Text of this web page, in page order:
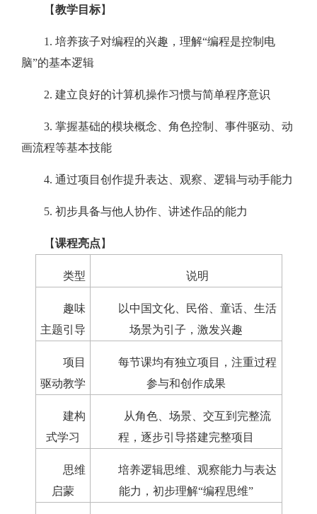
【教学目标】
1. 培养孩子对编程的兴趣，理解“编程是控制电
脑”的基本逻辑
2. 建立良好的计算机操作习惯与简单程序意识
3. 掌握基础的模块概念、角色控制、事件驱动、动
画流程等基本技能
4. 通过项目创作提升表达、观察、逻辑与动手能力
5. 初步具备与他人协作、讲述作品的能力
【课程亮点 】
类型 说明
趣味
主题引导
以中国文化、民俗、童话、生活
场景为引子，激发兴趣
项目
驱动教学
每节课均有独立项目，注重过程
参与和创作成果
建构
式学习
从角色、场景、交互到完整流
程，逐步引导搭建完整项目
思维
启蒙
培养逻辑思维、观察能力与表达
能力，初步理解“编程思维”